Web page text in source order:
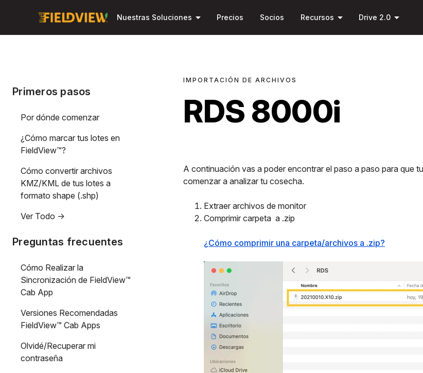
contenido
Nuestras Soluciones arrow_drop_down Precios Socios Recursos arrow_drop_down Drive 2.0arrow_drop_down
Primeros pasos
Por dónde comenzar
¿Cómo marcar tus lotes en
FieldView™?
Cómo convertir archivos
KMZ/KML de tus lotes a
formato shape (.shp)
Ver Todo ->
Preguntas frecuentes
Cómo Realizar la
Sincronización de FieldView™
Cab App
Versiones Recomendadas
FieldView™ Cab Apps
Olvidé/Recuperar mi
contraseña
IMPORTACIÓN DE ARCHIVOS
RDS 8000i
A continuación vas a poder encontrar el paso a paso para que
comenzar a analizar tu cosecha.
Extraer archivos de monitor
Comprimir carpeta a .zip
¿Cómo comprimir una carpeta/archivos a .zip?